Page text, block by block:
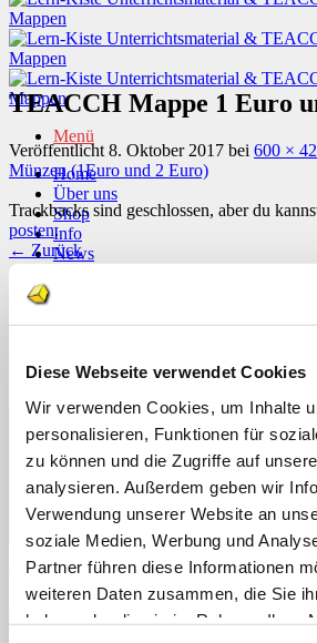
Diese Webseite verwendet Cookies
Wir verwenden Cookies, um Inhalte
personalisieren, Funktionen für
zu können und die Zugriffe auf
analysieren. Außerdem geben wir
Verwendung unserer Website an
soziale Medien, Werbung und
Partner führen diese Informationen
weiteren Daten zusammen, die Sie
haben oder die sie im Rahmen Ihrer
Menü
Home
Über uns
Shop
Info
News
nach:
TEACCH Mappe 1 Euro
Veröffentlicht 8. Oktober 2017 bei 600 ×
Münzen (1Euro und 2 Euro)
Trackbacks sind geschlossen, aber du
posten.
← Zurück
Schreibe einen Kommentar
Name*
E-Mail-Adresse *